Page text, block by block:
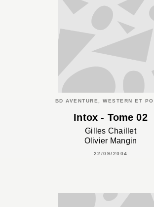
BD AVENTURE, WESTERN ET
Intox - Tome 02
Gilles Chaillet
Olivier Mangin
22/09/2004